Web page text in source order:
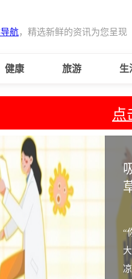
航，精选新鲜的资讯为您呈现
健康 旅游 生
点
“